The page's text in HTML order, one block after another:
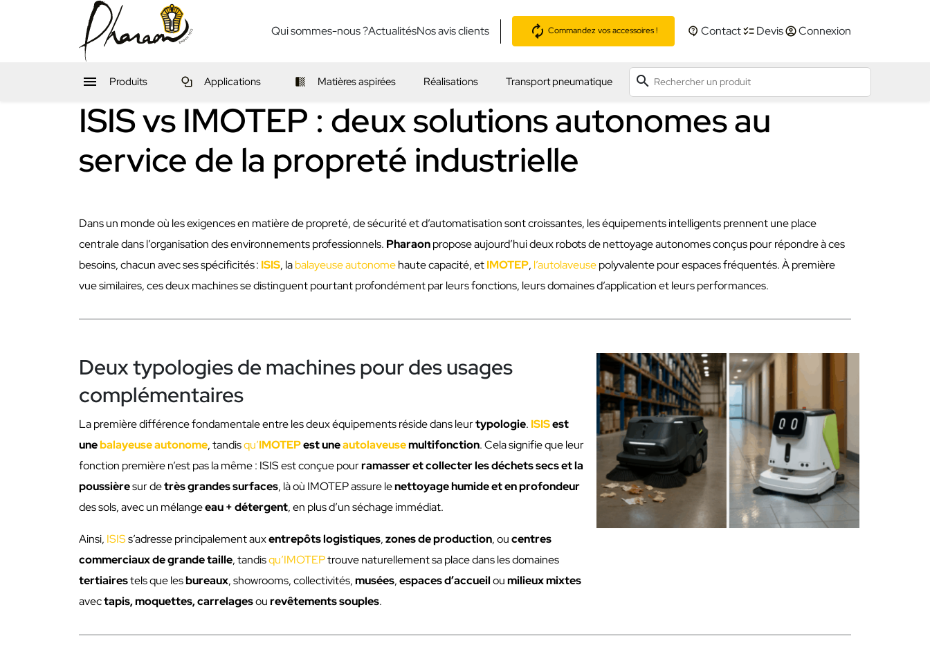
Qui sommes-nous ?ActualitésNos avis clients Commandez vos accessoires ! Contact Devis Connexion
 Produits Applications Matières aspirées Réalisations Transport pneumatique search
ISIS vs IMOTEP : deux solutions autonomes au
service de la propreté industrielle
Dans un monde où les exigences en matière de propreté, de sécurité et d’automatisation sont croissantes, les équipements intelligents prennent une place
centrale dans l’organisation des environnements professionnels. Pharaonpropose aujourd’hui deux robots de nettoyage autonomes conçus pour répondre à ces
besoins, chacun avec ses spécificités : ISIS, labalayeuse autonomehaute capacité, etIMOTEP, l’autolaveusepolyvalente pour espaces fréquentés. À première
vue similaires, ces deux machines se distinguent pourtant profondément par leurs fonctions, leurs domaines d’application et leurs performances.
Deux typologies de machines pour des usages
complémentaires
La première différence fondamentale entre les deux équipements réside dans leurtypologie. ISISest
unebalayeuse autonome, tandisqu’IMOTEPest uneautolaveusemultifonction. Cela signifie que leur
fonction première n’est pas la même : ISIS est conçue pourramasser et collecter les déchets secs et la
poussièresur detrès grandes surfaces, là où IMOTEP assure lenettoyage humide et en profondeur
des sols, avec un mélangeeau + détergent, en plus d’un séchage immédiat.
Ainsi, ISISs’adresse principalement auxentrepôts logistiques,zones de production, oucentres
commerciaux de grande taille, tandisqu’IMOTEPtrouve naturellement sa place dans les domaines
tertiairestels que lesbureaux, showrooms, collectivités,musées,espaces d’accueiloumilieux mixtes
avectapis, moquettes, carrelagesourevêtements souples.